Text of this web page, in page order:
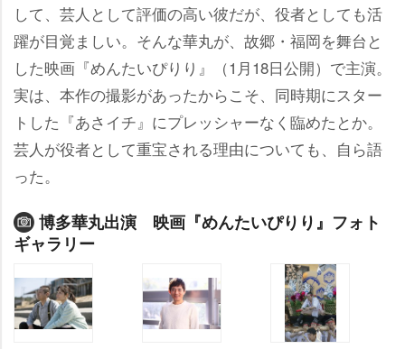
して、芸人として評価の高い彼だが、役者としても活
躍が目覚ましい。そんな華丸が、故郷・福岡を舞台と
した映画『めんたいぴりり』（1月18日公開）で主演。
実は、本作の撮影があったからこそ、同時期にスター
トした『あさイチ』にプレッシャーなく臨めたとか。
芸人が役者として重宝される理由についても、自ら語
った。
博多華丸出演 映画『めんたいぴりり』フォト
ギャラリー